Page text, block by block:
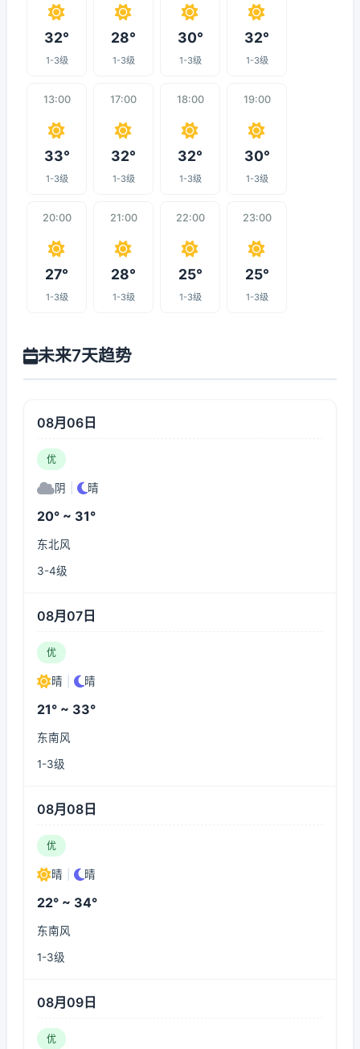
32°
1-3级
28°
1-3级
30°
1-3级
32°
1-3级
13:00
33°
1-3级
17:00
32°
1-3级
18:00
32°
1-3级
19:00
30°
1-3级
20:00
27°
1-3级
21:00
28°
1-3级
22:00
25°
1-3级
23:00
25°
1-3级
未来7天趋势
08月06日
优
阴 晴
20° ~ 31°
东北风
3-4级
08月07日
优
晴 晴
21° ~ 33°
东南风
1-3级
08月08日
优
晴 晴
22° ~ 34°
东南风
1-3级
08月09日
优